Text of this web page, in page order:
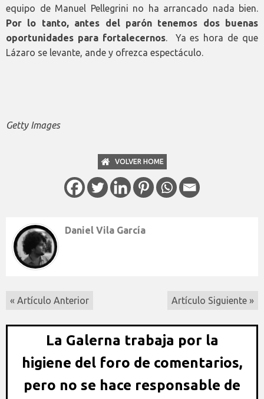
equipo de Manuel Pellegrini no ha arrancado nada bien.
Por lo tanto, antes del parón tenemos dos buenas
oportunidades para fortalecernos. Ya es hora de que
Lázaro se levante, ande y ofrezca espectáculo.
Getty Images
VOLVER HOME
Daniel Vila García
« Artículo Anterior Artículo Siguiente »
La Galerna trabaja por la
higiene del foro de comentarios,
pero no se hace responsable de